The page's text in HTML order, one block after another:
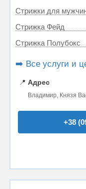
Стрижки для
Стрижка Фейд
Стрижка Полубокс
➡️ Все услуги и
📍 Адрес
Владимир, Князя
+38